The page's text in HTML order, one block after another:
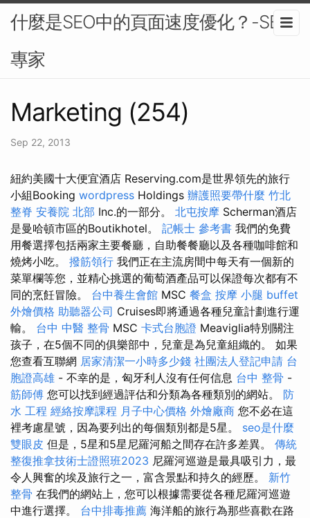
什麼是SEO中的頁面速度優化？-SEO
專家
Marketing (254)
Sep 22, 2013
紐約美國十大便宜酒店 Reserving.com是世界領先的旅行
小組Booking wordpress Holdings 辦護照要帶什麼 竹北
整脊 安養院 北部 Inc.的一部分。 北屯按摩 Scherman酒店
是曼哈頓市區的Boutikhotel。 記帳士 參考書 我們的免費
用餐選擇包括兩家主要餐廳，自助餐餐廳以及各種咖啡館和
燒烤小吃。 撥筋領行 我們正在主流房間中每天有一個新的
菜單欄等您，並精心挑選的葡萄酒產品可以保證每次都有不
同的烹飪冒險。 台中養生會館 MSC 餐盒 按摩 小腿 buffet
外燴價格 助聽器公司 Cruises即將通過各種兒童計劃進行運
輸。 台中 中醫 整骨 MSC 卡式台胞證 Meaviglia特別關注
孩子，在5個不同的俱樂部中，兒童是為兒童組織的。 如果
您查看互聯網 居家清潔一小時多少錢 社團法人登記申請 台
胞證高雄 - 不幸的是，匈牙利人沒有任何信息 台中 整骨 -
筋師傅 您可以找到經過評估和分類為各種類別的網站。 防
水 工程 經絡按摩課程 月子中心價格 外燴廠商 您不必在這
裡考慮星號，因為要列出的每個類別都是5星。 seo是什麼
雙眼皮 但是，5星和5星尼羅河船之間存在許多差異。 傳統
整復推拿技術士證照班2023 尼羅河巡遊是最具吸引力，最
令人興奮的埃及旅行之一，富含景點和持久的經歷。 新竹
整骨 在我們的網站上，您可以根據需要從各種尼羅河巡遊
中進行選擇。 台中排毒推薦 海洋船的旅行為那些喜歡在路